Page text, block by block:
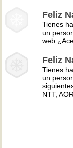
Feliz
Tienes
un
web
Feliz
Tienes
un
NTT,